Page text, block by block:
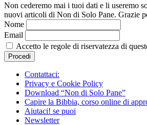
Non cederemo mai i tuoi dati e li useremo
nuovi articoli di Non di Solo Pane. Grazie
Nome
Email
Accetto le regole di riservatezza di
Contattaci:
Privacy e Cookie Policy
Download “Non di Solo Pane”
Capire la Bibbia, corso online di
Aiutaci! se puoi
Newsletter